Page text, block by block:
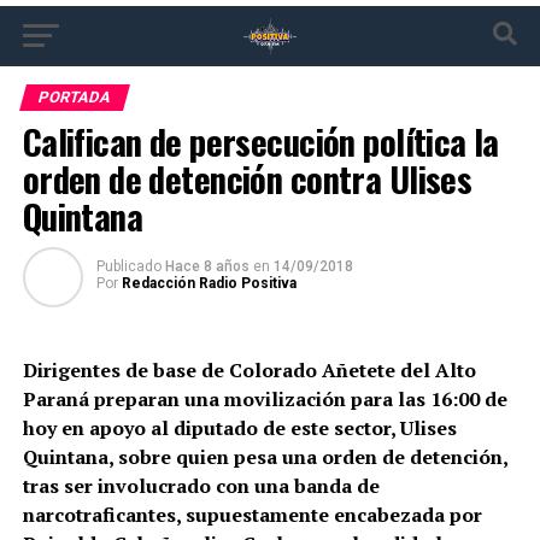
PORTADA
Califican de persecución política la
orden de detención contra Ulises
Quintana
Publicado Hace 8 años en 14/09/2018
Por Redacción Radio Positiva
Dirigentes de base de Colorado Añetete del Alto
Paraná preparan una movilización para las 16:00 de
hoy en apoyo al diputado de este sector, Ulises
Quintana, sobre quien pesa una orden de detención,
tras ser involucrado con una banda de
narcotraficantes, supuestamente encabezada por